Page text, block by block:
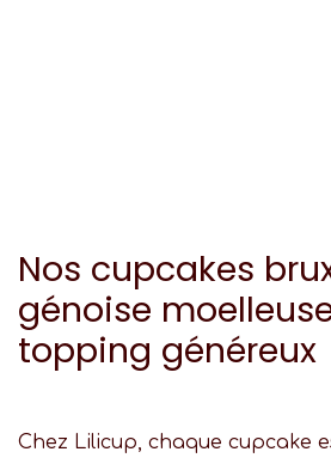
Nos cupcakes
génoise
topping généreux
Chez Lilicup, chaque cupcake